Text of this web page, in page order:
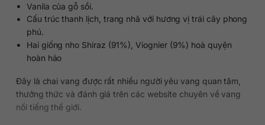
Vanila của gỗ sồi.
Cấu trúc thanh lịch, trang nhã với hương vị trái cây phong
phú.
Hai giống nho Shiraz (91%), Viognier (9%) hoà quyện
hoàn hảo
Đây là chai vang được rất nhiều người yêu vang quan tâm,
thưởng thức và đánh giá trên các website chuyên về vang
nối tiếng thế giới.